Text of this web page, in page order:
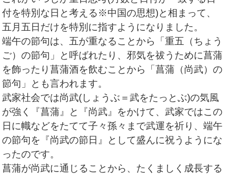
付を特別な日と考える※中国の思想)と相まって、
五月五日だけを特別に指すようになりました。
端午の節句は、五が重なることから「重五（ちょう
ご）の節句」と呼ばれたり、邪気を祓うために菖蒲
を飾ったり菖蒲酒を飲むことから「菖蒲（尚武）の
節句」とも言われます。
武家社会では尚武(しょうぶ＝武をたっとぶ)の気風
が強く『菖蒲』と『尚武』をかけて、武家ではこの
日に幟などをたてて子々孫々まで武運を祈り、端午
の節句を『尚武の節日』として盛んに祝うようにな
ったのです。
菖蒲が尚武に通じることから、たくましく成長する